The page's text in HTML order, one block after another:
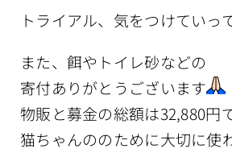
トライアル、気をつけていっ
また、餌やトイレ砂などの
寄付ありがとうございます
物販と募金の総額は32,880円
猫ちゃんののために大切に使